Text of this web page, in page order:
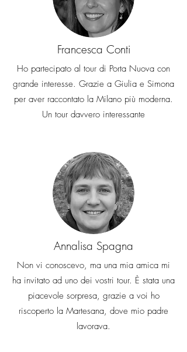
Francesca Conti
Ho partecipato al tour di Porta Nuova con
grande interesse. Grazie a Giulia e Simona
per aver raccontato la Milano più moderna.
Un tour davvero interessante
Annalisa Spagna
Non vi conoscevo, ma una mia amica mi
ha invitato ad uno dei vostri tour. È stata una
piacevole sorpresa, grazie a voi ho
riscoperto la Martesana, dove mio padre
lavorava.